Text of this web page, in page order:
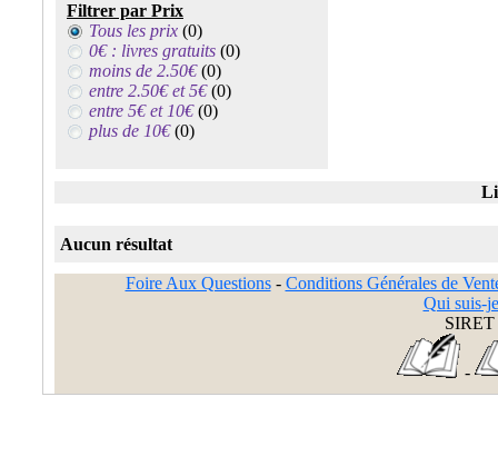
Filtrer par Prix
Tous les prix (0)
0€ : livres gratuits (0)
moins de 2.50€(0)
entre 2.50€ et 5€(0)
entre 5€ et 10€(0)
plus de 10€(0)
Aucun résultat
Foire Aux Questions- Conditions Générales de
Qui suis-
SIRET
-